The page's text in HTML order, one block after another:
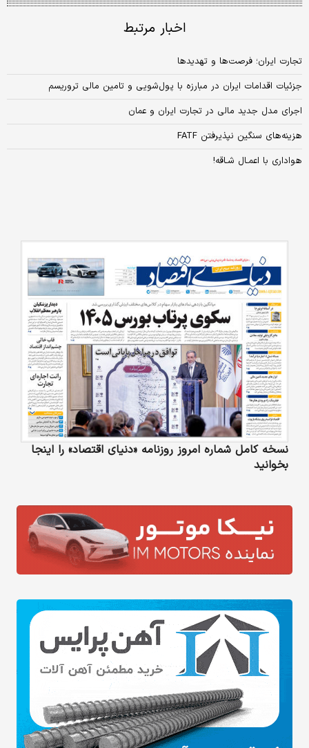
اخبار مرتبط
تجارت ایران؛ فرصت‌ها و تهدیدها
جزئیات اقدامات ایران در مبارزه با پول‌شویی و تامین مالی تروریسم
اجرای مدل جدید مالی در تجارت ایران و عمان
هزینه‌های سنگین نپذیرفتن FATF
هواداری با اعمـال شـاقه!
نسخه کامل شماره امروز روزنامه «دنیای‌ اقتصاد» را اینجا
بخوانید